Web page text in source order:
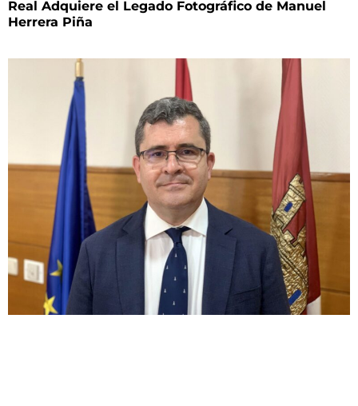
Real Adquiere el Legado Fotográfico de Manuel
Herrera Piña